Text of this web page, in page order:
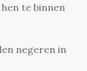
te binnen
negeren in